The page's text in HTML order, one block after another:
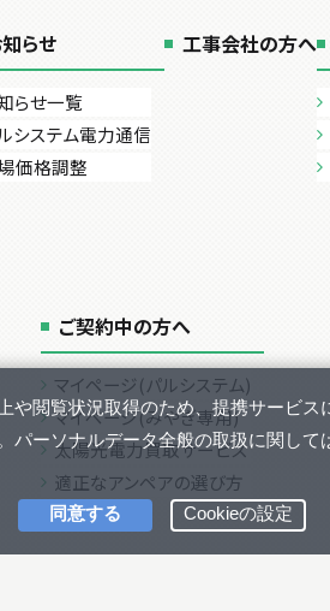
らせ
らせ一覧
システム電力通信
価格調整
工事会社の方へ
ご契約中の方へ
マイページ(パルシステム)
マイページ(みやぎ専用)
太陽光電力買取サービス
適正なアンペアの選び方